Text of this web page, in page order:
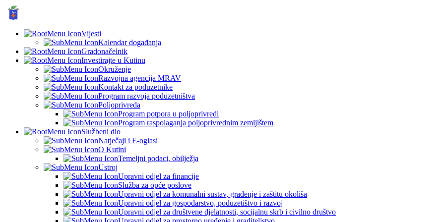
Vijesti
Kalendar događanja
Gradonačelnik
Investirajte u Kutinu
Okruženje
Razvojna agencija MRAV
Kontakt za poduzetnike
Program razvoja poduzetništva
Poljoprivreda
Program potpora u poljoprivredi
Program raspolaganja poljoprivrednim zemljištem
Službeni dio
Natječaji i E-oglasi
O Kutini
Temeljni podaci, obilježja
Ustroj
Upravni odjel za financije
Služba za opće poslove
Upravni odjel za komunalni sustav, građenje i zaštitu okoliša
Upravni odjel za gospodarstvo, poduzetištvo i razvoj
Upravni odjel za društvene djelatnosti, socijalnu skrb i civilno društvo